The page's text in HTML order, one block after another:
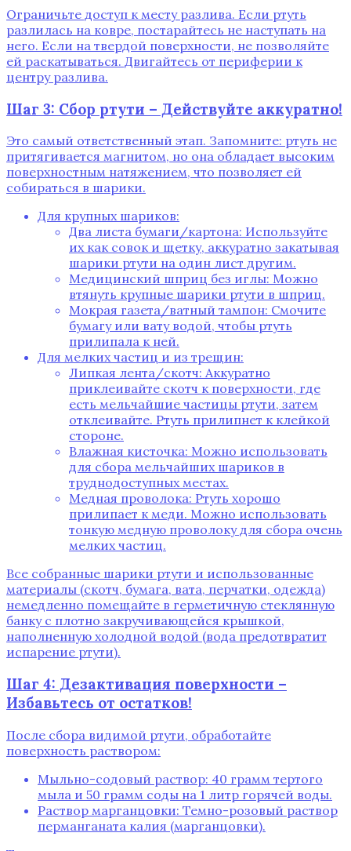
Ограничьте доступ к месту разлива. Если ртуть
разлилась на ковре, постарайтесь не наступать на
него. Если на твердой поверхности, не позволяйте
ей раскатываться. Двигайтесь от периферии к
центру разлива.
Шаг 3: Сбор ртути – Действуйте аккуратно!
Это самый ответственный этап. Запомните: ртуть не
притягивается магнитом, но она обладает высоким
поверхностным натяжением, что позволяет ей
собираться в шарики.
Для крупных шариков:
Два листа бумаги/картона: Используйте
их как совок и щетку, аккуратно закатывая
шарики ртути на один лист другим.
Медицинский шприц без иглы: Можно
втянуть крупные шарики ртути в шприц.
Мокрая газета/ватный тампон: Смочите
бумагу или вату водой, чтобы ртуть
прилипала к ней.
Для мелких частиц и из трещин:
Липкая лента/скотч: Аккуратно
приклеивайте скотч к поверхности, где
есть мельчайшие частицы ртути, затем
отклеивайте. Ртуть прилипнет к клейкой
стороне.
Влажная кисточка: Можно использовать
для сбора мельчайших шариков в
труднодоступных местах.
Медная проволока: Ртуть хорошо
прилипает к меди. Можно использовать
тонкую медную проволоку для сбора очень
мелких частиц.
Все собранные шарики ртути и использованные
материалы (скотч, бумага, вата, перчатки, одежда)
немедленно помещайте в герметичную стеклянную
банку с плотно закручивающейся крышкой,
наполненную холодной водой (вода предотвратит
испарение ртути).
Шаг 4: Дезактивация поверхности –
Избавьтесь от остатков!
После сбора видимой ртути, обработайте
поверхность раствором:
Мыльно-содовый раствор: 40 грамм тертого
мыла и 50 грамм соды на 1 литр горячей воды.
Раствор марганцовки: Темно-розовый раствор
перманганата калия (марганцовки).